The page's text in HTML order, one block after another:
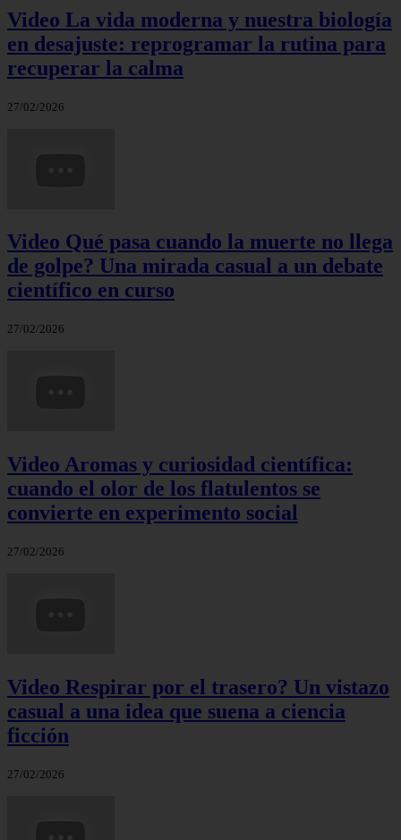
Video La vida moderna y nuestra biología
en desajuste: reprogramar la rutina para
recuperar la calma
27/02/2026
Video Qué pasa cuando la muerte no llega
de golpe? Una mirada casual a un debate
científico en curso
27/02/2026
Video Aromas y curiosidad científica:
cuando el olor de los flatulentos se
convierte en experimento social
27/02/2026
Video Respirar por el trasero? Un vistazo
casual a una idea que suena a ciencia
ficción
27/02/2026